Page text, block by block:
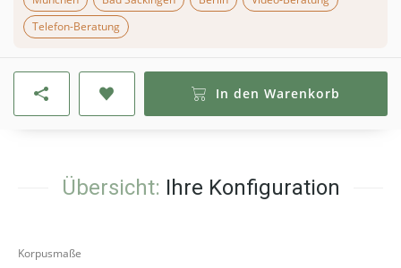
Telefon-Beratung
In den Warenkorb
Übersicht: Ihre Konfiguration
Korpusmaße